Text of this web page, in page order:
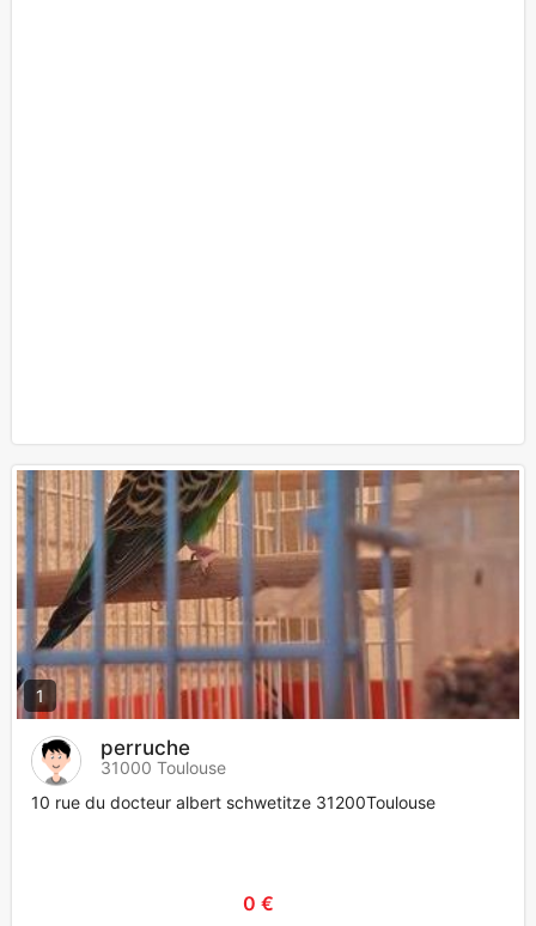
1
perruche
31000 Toulouse
10 rue du docteur albert schwetitze 31200Toulouse
0 €